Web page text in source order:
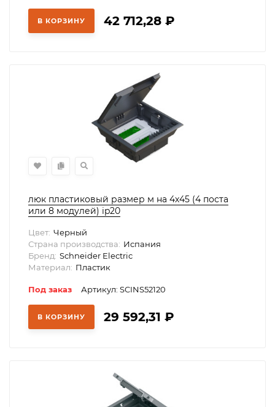
В КОРЗИНУ 42 712,28 ₽
люк пластиковый размер м на 4х45 (4 поста
или 8 модулей) ip20
Цвет: Черный
Страна производства: Испания
Бренд: Schneider Electric
Материал: Пластик
Под заказ Артикул: SCINS52120
В КОРЗИНУ 29 592,31 ₽